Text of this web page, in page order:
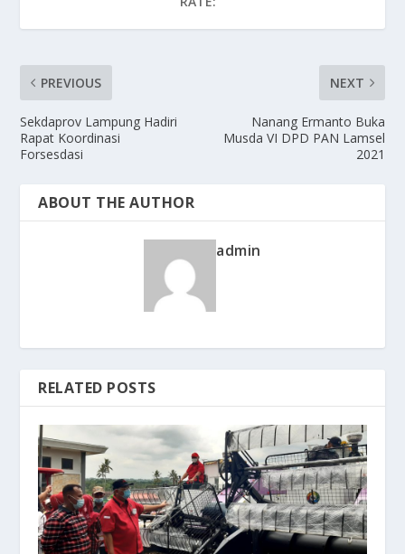
PREVIOUS
Sekdaprov Lampung Hadiri
Rapat Koordinasi
Forsesdasi
NEXT
Nanang Ermanto Buka
Musda VI DPD PAN Lamsel
2021
ABOUT THE AUTHOR
admin
RELATED POSTS